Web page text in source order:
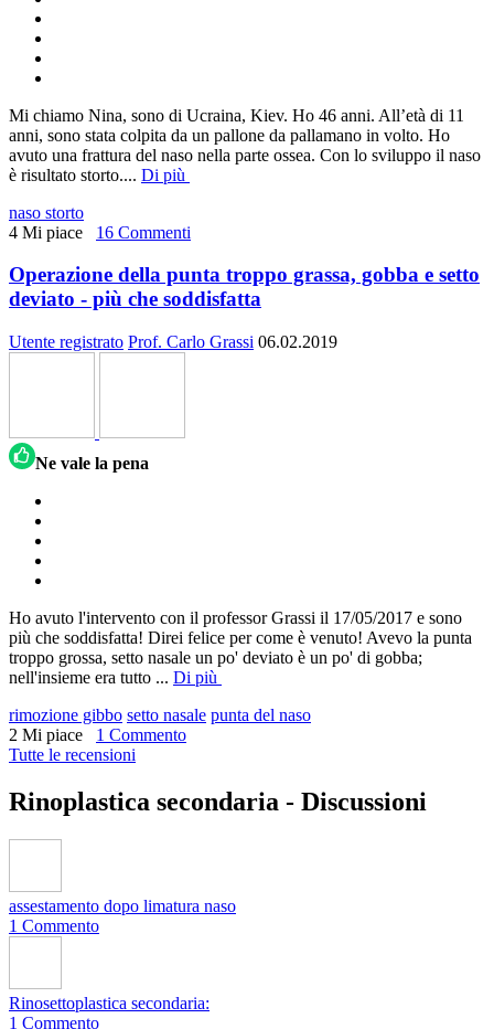
Mi chiamo Nina, sono di Ucraina, Kiev. Ho 46 anni. All’età di 11
anni, sono stata colpita da un pallone da pallamano in volto. Ho
avuto una frattura del naso nella parte ossea. Con lo sviluppo il naso
è risultato storto.... Di più
naso storto
4 Mi piace 16 Commenti
Operazione della punta troppo grassa, gobba e setto
deviato - più che soddisfatta
Utente registrato Prof. Carlo Grassi 06.02.2019
Ne vale la pena
Ho avuto l'intervento con il professor Grassi il 17/05/2017 e sono
più che soddisfatta! Direi felice per come è venuto! Avevo la punta
troppo grossa, setto nasale un po' deviato è un po' di gobba;
nell'insieme era tutto ... Di più
rimozione gibbo setto nasale punta del naso
2 Mi piace 1 Commento
Tutte le recensioni
Rinoplastica secondaria - Discussioni
assestamento dopo limatura naso
1 Commento
Rinosettoplastica secondaria:
1 Commento